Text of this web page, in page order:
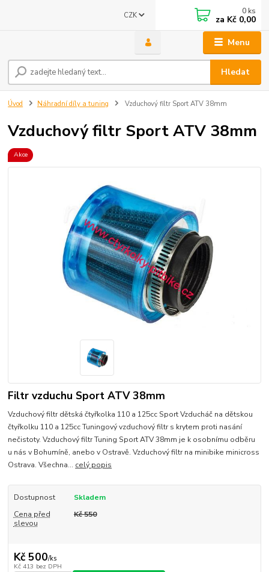
Menu
CZK
Hledat
0 ks
za Kč 0,00
Úvod Náhradní díly a tuning Vzduchový filtr Sport ATV 38mm
Vzduchový filtr Sport ATV 38mm
Akce
Filtr vzduchu Sport ATV 38mm
Vzduchový filtr dětská čtyřkolka 110 a 125cc Sport Vzducháč na dětskou
čtyřkolku 110 a 125cc Tuningový vzduchový filtr s krytem proti nasání
nečistoty. Vzduchový filtr Tuning Sport ATV 38mm je k osobnímu odběru
u nás v Bohumíně, anebo v Ostravě. Vzduchový filtr na minibike minicross
Ostrava. Všechna... celý popis
Dostupnost
Skladem
Cena před
slevou
Kč 550
Kč 500/ks
Kč 413 bez DPH